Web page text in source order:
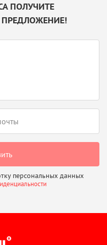
ПОЛУЧИТЕ
персональных данных